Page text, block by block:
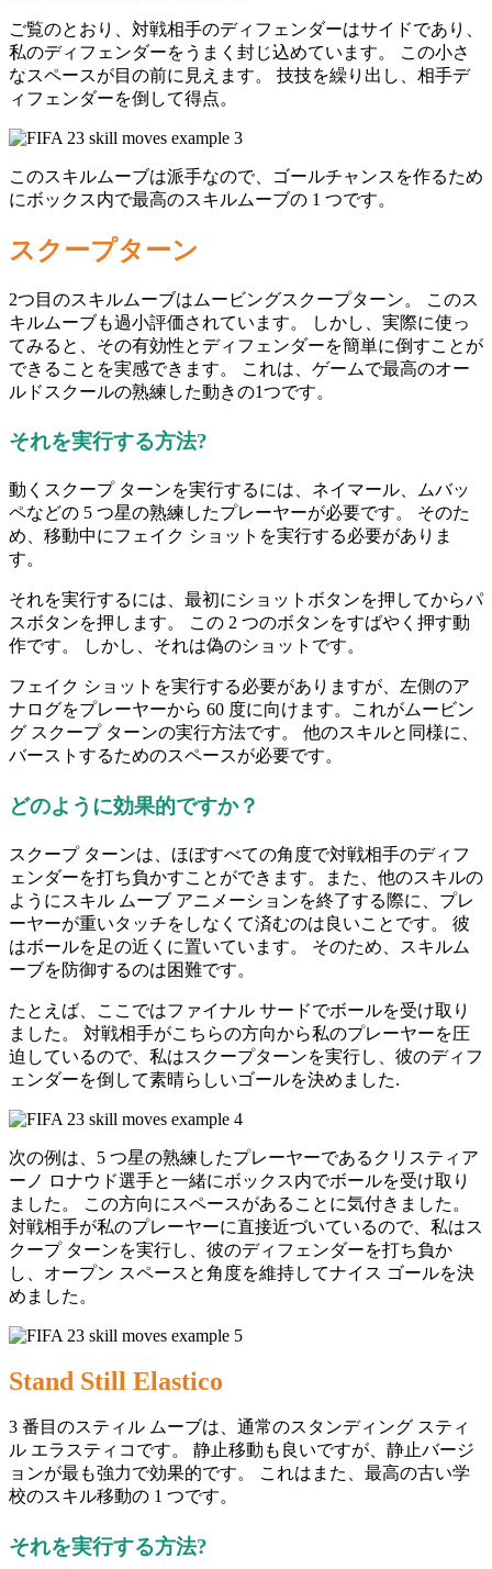
ご覧のとおり、対戦相手のディフェンダーはサイドであり、
私のディフェンダーをうまく封じ込めています。 この小さ
なスペースが目の前に見えます。 技技を繰り出し、相手デ
ィフェンダーを倒して得点。
このスキルムーブは派手なので、ゴールチャンスを作るため
にボックス内で最高のスキルムーブの 1 つです。
スクープターン
2つ目のスキルムーブはムービングスクープターン。 このス
キルムーブも過小評価されています。 しかし、実際に使っ
てみると、その有効性とディフェンダーを簡単に倒すことが
できることを実感できます。 これは、ゲームで最高のオー
ルドスクールの熟練した動きの1つです。
それを実行する方法?
動くスクープ ターンを実行するには、ネイマール、ムバッ
ペなどの 5 つ星の熟練したプレーヤーが必要です。 そのた
め、移動中にフェイク ショットを実行する必要がありま
す。
それを実行するには、最初にショットボタンを押してからパ
スボタンを押します。 この 2 つのボタンをすばやく押す動
作です。 しかし、それは偽のショットです。
フェイク ショットを実行する必要がありますが、左側のア
ナログをプレーヤーから 60 度に向けます。これがムービン
グ スクープ ターンの実行方法です。 他のスキルと同様に、
バーストするためのスペースが必要です。
どのように効果的ですか？
スクープ ターンは、ほぼすべての角度で対戦相手のディフ
ェンダーを打ち負かすことができます。また、他のスキルの
ようにスキル ムーブ アニメーションを終了する際に、プレ
ーヤーが重いタッチをしなくて済むのは良いことです。 彼
はボールを足の近くに置いています。 そのため、スキルム
ーブを防御するのは困難です。
たとえば、ここではファイナル サードでボールを受け取り
ました。 対戦相手がこちらの方向から私のプレーヤーを圧
迫しているので、私はスクープターンを実行し、彼のディフ
ェンダーを倒して素晴らしいゴールを決めました.
次の例は、5 つ星の熟練したプレーヤーであるクリスティア
ーノ ロナウド選手と一緒にボックス内でボールを受け取り
ました。 この方向にスペースがあることに気付きました。
対戦相手が私のプレーヤーに直接近づいているので、私はス
クープ ターンを実行し、彼のディフェンダーを打ち負か
し、オープン スペースと角度を維持してナイス ゴールを決
めました。
Stand Still Elastico
3 番目のスティル ムーブは、通常のスタンディング スティ
ル エラスティコです。 静止移動も良いですが、静止バージ
ョンが最も強力で効果的です。 これはまた、最高の古い学
校のスキル移動の 1 つです。
それを実行する方法?